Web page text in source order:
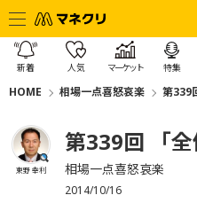
新着 人気 マーケット 特集
HOME 相場一点喜怒哀楽 第339
東野 幸利
第339回 「全
相場一点喜怒哀楽
2014/10/16